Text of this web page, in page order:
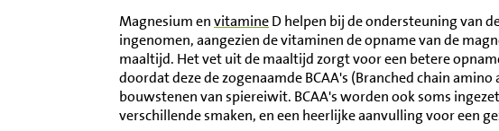
Magnesium envitamineD helpen bij de ondersteuning van
ingenomen, aangezien de vitaminen de opname van de
maaltijd. Het vet uit de maaltijd zorgt voor een betere
doordat deze de zogenaamde BCAA's (Branched chain
bouwstenen van spiereiwit. BCAA's worden ook soms
verschillende smaken, en een heerlijke aanvulling voor een